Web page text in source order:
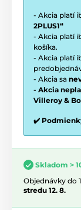
- Akcia platí
2PLUS1“
- Akcia platí
košíka.
- Akcia platí
- Akcia sa
- Akcia
Villeroy &
✔️
Skladom >
Objednávky do
stredu 12. 8.